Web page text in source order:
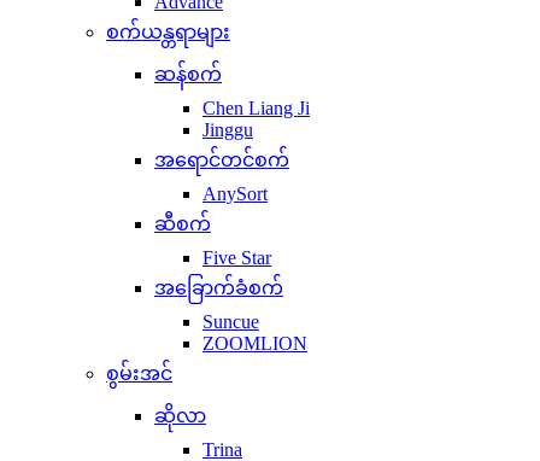
စက်ယန္တရာများ
ဆန်စက်
Chen Liang Ji
Jinggu
အရောင်တင်စက်
AnySort
ဆီစက်
Five Star
အခြောက်ခံစက်
Suncue
ZOOMLION
စွမ်းအင်
ဆိုလာ
Trina